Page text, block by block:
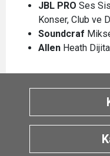
JBL PRO Ses
Konser, Club ve
Soundcraf
Allen Heath